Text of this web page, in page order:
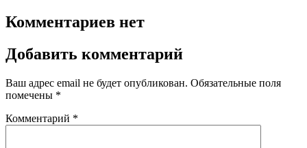
Комментариев нет
Добавить комментарий
Ваш адрес email не будет опубликован. Обязательные поля
помечены *
Комментарий *